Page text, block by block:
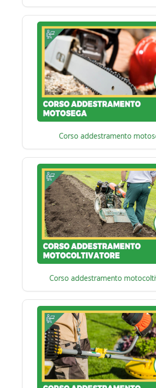
Corso addestramento
Corso addestramento